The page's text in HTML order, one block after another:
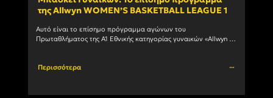
της Allwyn WOMEN’S BASKETBALL LEAGUE 1
Αυτό είναι το επίσημο πρόγραμμα αγώνων του
Πρωταθλήματος της Α1 Εθνικής κατηγορίας γυναικών «Allwyn
Περισσότερα